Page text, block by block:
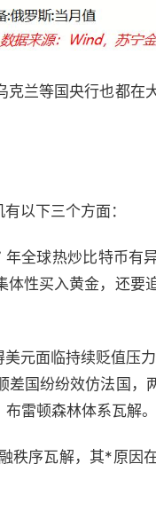
兰等国央行也都在
以下三个方面：
全球热炒比特币有
性买入黄金，还要
元面临持续贬值压
国纷纷效仿法国，
雷顿森林体系瓦解。
秩序瓦解，其*原因